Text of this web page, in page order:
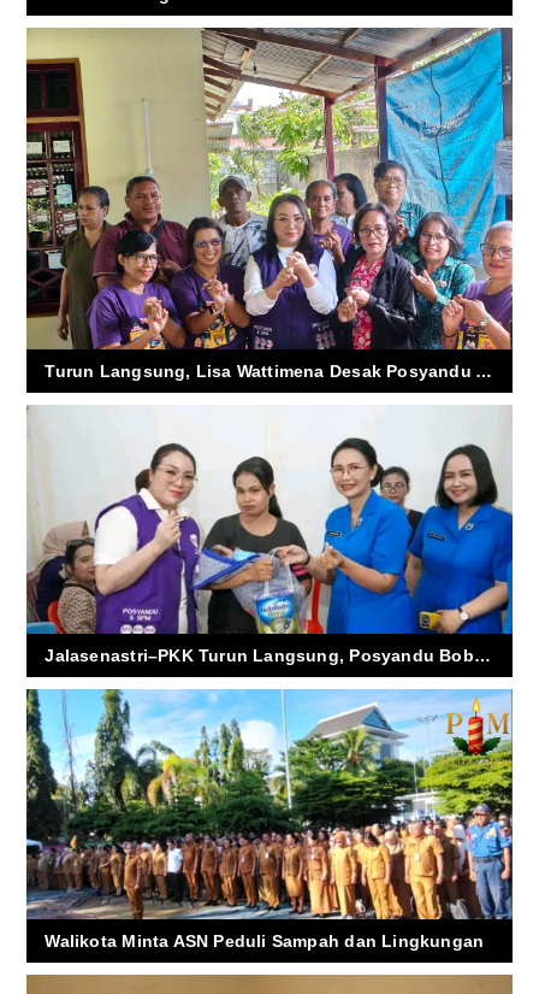
Turun Langsung, Lisa Wattimena Desak Posyandu Ambon Percepat Lawan Stunting
Jalasenastri–PKK Turun Langsung, Posyandu Bobara Jadi Garda Cegah Gizi Buruk di Ambon
Walikota Minta ASN Peduli Sampah dan Lingkungan